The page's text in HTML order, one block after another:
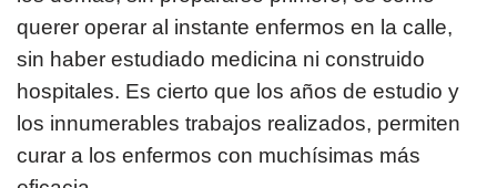
querer operar al instante enfermos en la calle,
sin haber estudiado medicina ni construido
hospitales. Es cierto que los años de estudio y
los innumerables trabajos realizados, permiten
curar a los enfermos con muchísimas más